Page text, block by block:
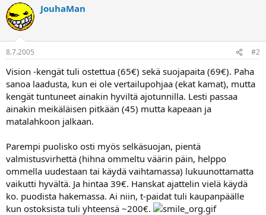
o
i
t
t
a
j
a
JouhaMan
8.7.2005 #2
Vision -kengät tuli ostettua (65€) sekä suojapaita (69€). Paha
sanoa laadusta, kun ei ole vertailupohjaa (ekat kamat), mutta
kengät tuntuneet ainakin hyviltä ajotunnilla. Lesti passaa
ainakin meikäläisen pitkään (45) mutta kapeaan ja
matalahkoon jalkaan.
Parempi puolisko osti myös selkäsuojan, pientä
valmistusvirhettä (hihna ommeltu väärin päin, helppo
ommella uudestaan tai käydä vaihtamassa) lukuunottamatta
vaikutti hyvältä. Ja hintaa 39€. Hanskat ajattelin vielä käydä
ko. puodista hakemassa. Ai niin, t-paidat tuli kaupanpäälle
kun ostoksista tuli yhteensä ~200€.